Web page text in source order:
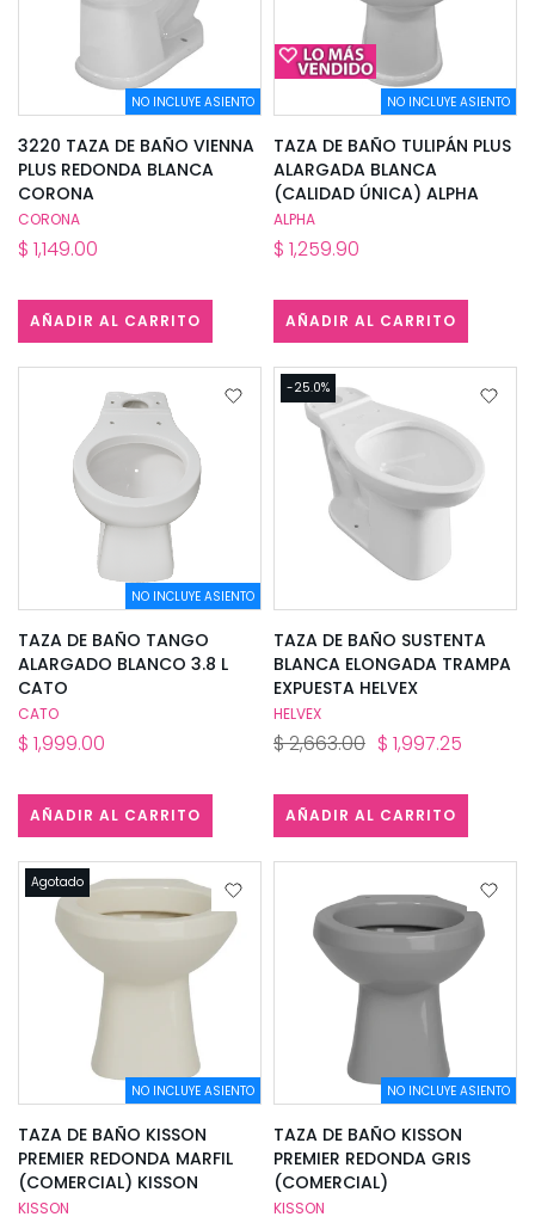
NO INCLUYE ASIENTO
3220 TAZA DE BAÑO VIENNA
PLUS REDONDA BLANCA
CORONA
CORONA
$ 1,149.00
AÑADIR AL CARRITO
NO INCLUYE ASIENTO
TAZA DE BAÑO TULIPÁN PLUS
ALARGADA BLANCA
(CALIDAD ÚNICA) ALPHA
ALPHA
$ 1,259.90
AÑADIR AL CARRITO
NO INCLUYE ASIENTO
TAZA DE BAÑO TANGO
ALARGADO BLANCO 3.8 L
CATO
CATO
$ 1,999.00
AÑADIR AL CARRITO
-25.0%
TAZA DE BAÑO SUSTENTA
BLANCA ELONGADA TRAMPA
EXPUESTA HELVEX
HELVEX
$ 2,663.00 $ 1,997.25
AÑADIR AL CARRITO
Agotado
NO INCLUYE ASIENTO
TAZA DE BAÑO KISSON
PREMIER REDONDA MARFIL
(COMERCIAL) KISSON
KISSON
NO INCLUYE ASIENTO
TAZA DE BAÑO KISSON
PREMIER REDONDA GRIS
(COMERCIAL)
KISSON